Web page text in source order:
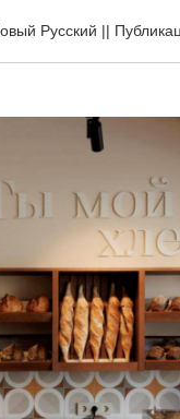
Русский ||